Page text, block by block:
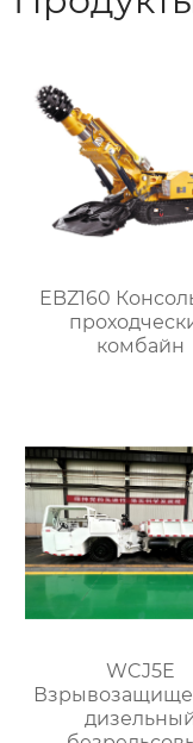
EBZ160
комбайн
WCJ5E